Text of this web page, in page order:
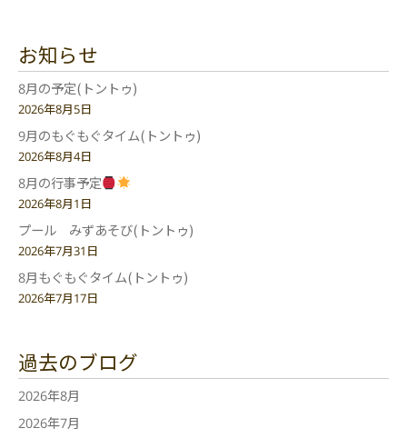
お知らせ
8月の予定(トントゥ)
2026年8月5日
9月のもぐもぐタイム(トントゥ)
2026年8月4日
8月の行事予定
2026年8月1日
プール みずあそび(トントゥ)
2026年7月31日
8月もぐもぐタイム(トントゥ)
2026年7月17日
過去のブログ
2026年8月
2026年7月